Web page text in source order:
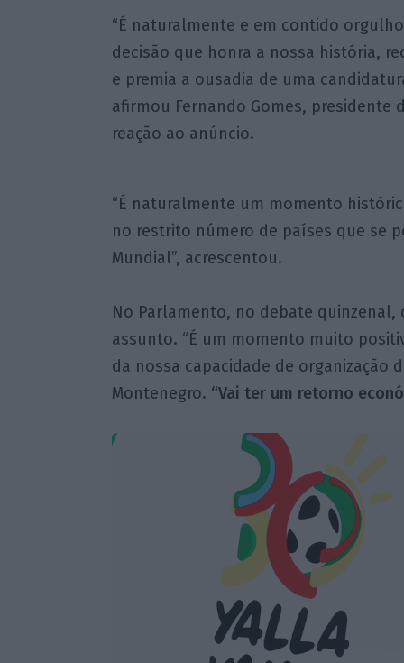
“É naturalmente e em contido
decisão que honra a nossa história,
e premia a ousadia de uma
afirmou Fernando Gomes, presidente
reação ao anúncio.
“É naturalmente um momento
no restrito número de países que se
Mundial”, acrescentou.
No Parlamento, no debate
assunto. “É um momento muito
da nossa capacidade de organização
Montenegro. “Vai ter um retorno